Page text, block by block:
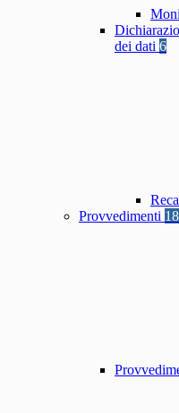
dei dati 6
Provvedimenti 18